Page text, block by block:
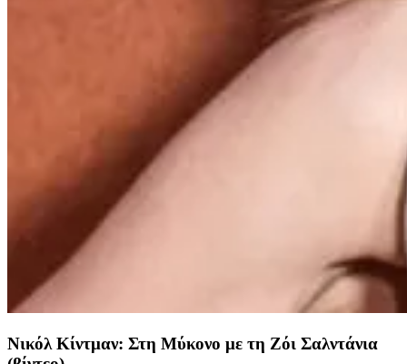
Νικόλ Κίντμαν: Στη Μύκονο με τη Ζόι Σαλντάνια